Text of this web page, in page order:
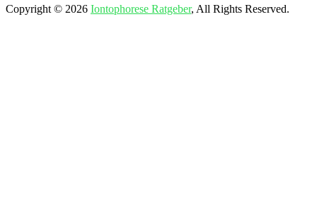
Copyright © 2026 Iontophorese Ratgeber, All Rights Reserved.